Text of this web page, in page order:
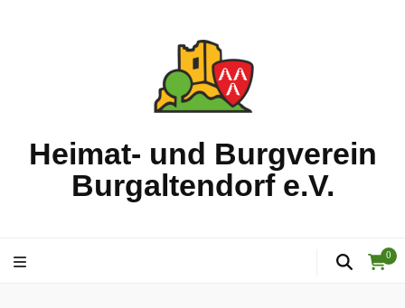
Heimat- und Burgverein
Burgaltendorf e.V.
0